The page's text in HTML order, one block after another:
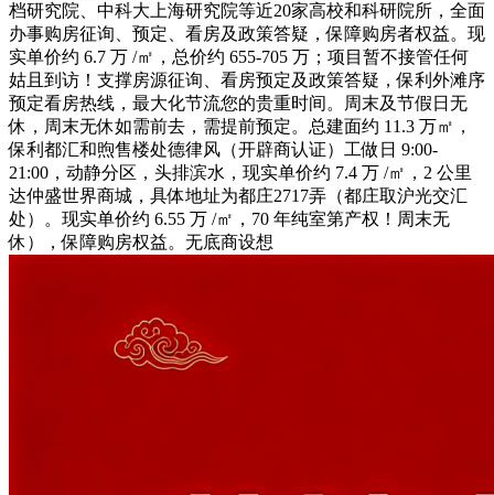
档研究院、中科大上海研究院等近20家高校和科研院所，全面
办事购房征询、预定、看房及政策答疑，保障购房者权益。现
实单价约 6.7 万 /㎡，总价约 655-705 万；项目暂不接管任何
姑且到访！支撑房源征询、看房预定及政策答疑，保利外滩序
预定看房热线，最大化节流您的贵重时间。周末及节假日无
休，周末无休如需前去，需提前预定。总建面约 11.3 万㎡，
保利都汇和煦售楼处德律风（开辟商认证）工做日 9:00-
21:00，动静分区，头排滨水，现实单价约 7.4 万 /㎡，2 公里
达仲盛世界商城，具体地址为都庄2717弄（都庄取沪光交汇
处）。现实单价约 6.55 万 /㎡，70 年纯室第产权！周末无
休），保障购房权益。无底商设想